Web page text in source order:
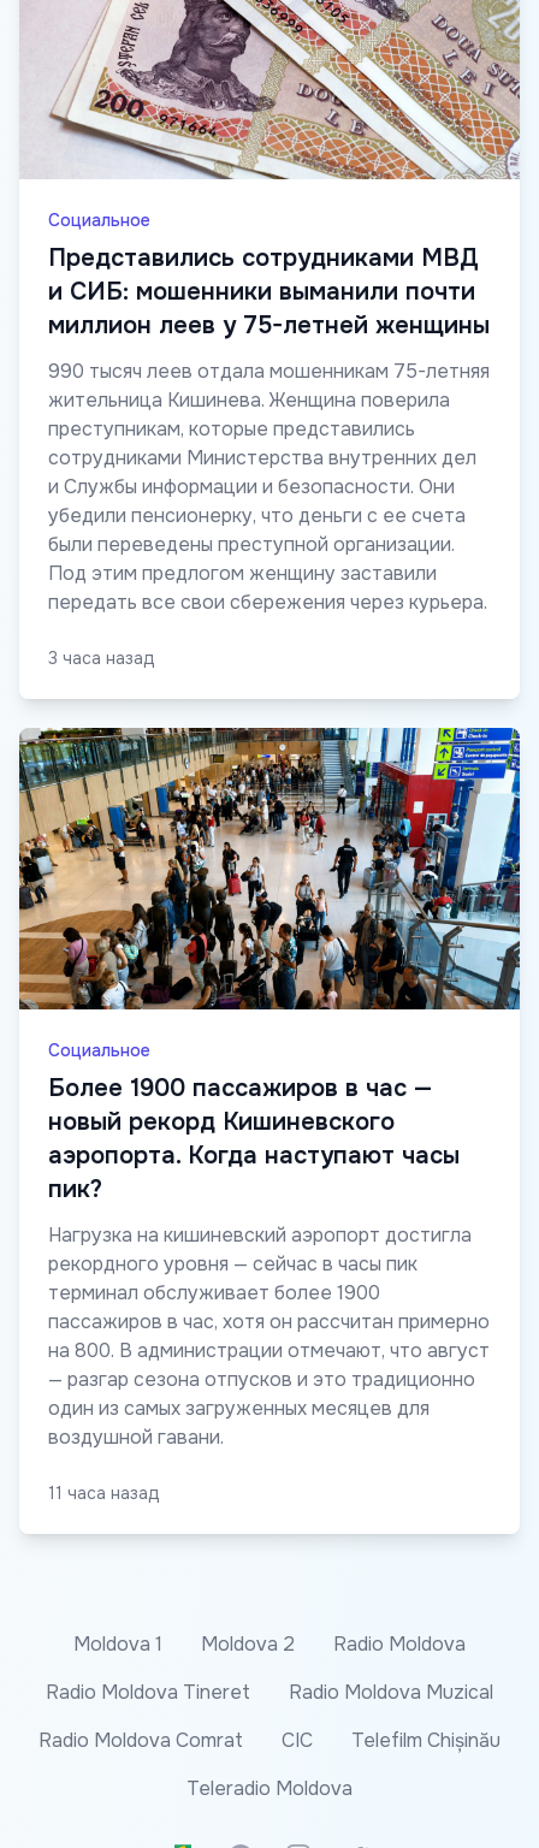
Социальное
Представились сотрудниками МВД
и СИБ: мошенники выманили почти
миллион леев у 75-летней женщины
990 тысяч леев отдала мошенникам 75-летняя
жительница Кишинева. Женщина поверила
преступникам, которые представились
сотрудниками Министерства внутренних дел
и Службы информации и безопасности. Они
убедили пенсионерку, что деньги с ее счета
были переведены преступной организации.
Под этим предлогом женщину заставили
передать все свои сбережения через курьера.
3 часа назад
Социальное
Более 1900 пассажиров в час —
новый рекорд Кишиневского
аэропорта. Когда наступают часы
пик?
Нагрузка на кишиневский аэропорт достигла
рекордного уровня — сейчас в часы пик
терминал обслуживает более 1900
пассажиров в час, хотя он рассчитан примерно
на 800. В администрации отмечают, что август
— разгар сезона отпусков и это традиционно
один из самых загруженных месяцев для
воздушной гавани.
11 часа назад
Moldova 1 Moldova 2
Radio Moldova
Radio Moldova Tineret
Radio Moldova Muzical
Radio Moldova Comrat
CIC
Telefilm Chișinău
Teleradio Moldova